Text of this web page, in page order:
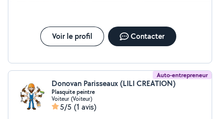
Voir le profil Contacter
Auto-entrepreneur
Donovan Parisseaux (LILI CREATION)
Plasquite peintre
Voiteur (Voiteur)
5/5 (1 avis)